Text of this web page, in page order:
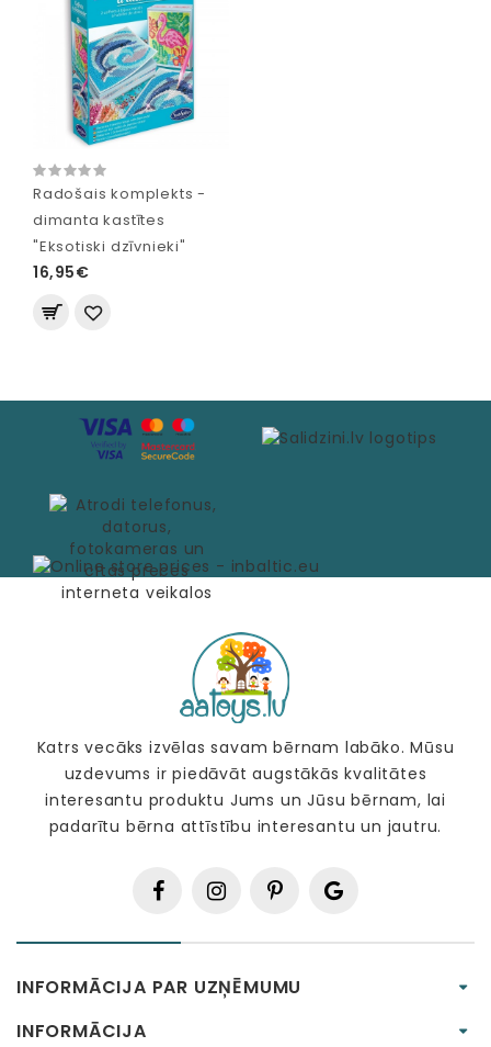
Radošais komplekts -
dimanta kastītes
"Eksotiski dzīvnieki"
16,95€
Katrs vecāks izvēlas savam bērnam labāko. Mūsu
uzdevums ir piedāvāt augstākās kvalitātes
interesantu produktu Jums un Jūsu bērnam, lai
padarītu bērna attīstību interesantu un jautru.
INFORMĀCIJA PAR UZŅĒMUMU
INFORMĀCIJA